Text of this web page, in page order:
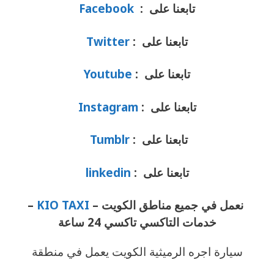
تابعنا على : Facebook
تابعنا على : Twitter
تابعنا على : Youtube
تابعنا على :Instagram
تابعنا على :Tumblr
تابعنا على : linkedin
نعمل في جميع مناطق الكويت – KIO TAXI
–
خدمات التاكسي تاكسي 24 ساعة
سيارة اجره الرميثية الكويت يعمل في منطقة